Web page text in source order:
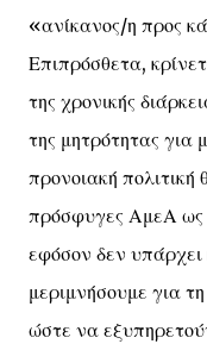
«ανίκανος/η προς
Επιπρόσθετα,
της χρονικής
της μητρότητας
προνοιακή πολιτική
πρόσφυγες ΑμεΑ ως
εφόσον δεν
μεριμνήσουμε για
ώστε να